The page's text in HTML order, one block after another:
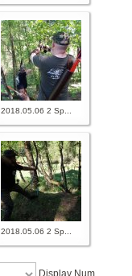
2018.05.06 2 Sp...
2018.05.06 2 Sp...
Display Num